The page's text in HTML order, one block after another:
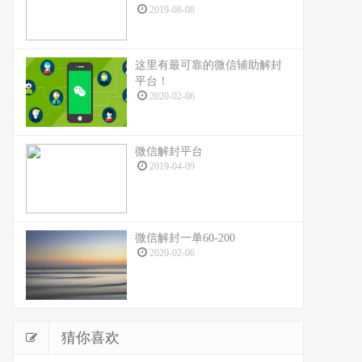
2019-08-08
这里有最可靠的微信辅助解封
平台！
2020-02-06
微信解封平台
2019-04-09
微信解封一单60-200
2020-02-06
猜你喜欢